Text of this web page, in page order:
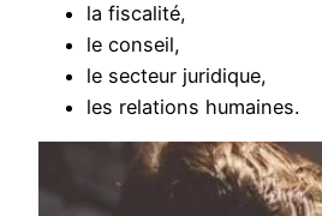
la fiscalité,
le conseil,
le secteur juridique,
les relations humaines.